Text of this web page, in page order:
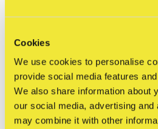
Cookies
We use cookies to personalise
provide social media features
We also share information about
our social media, advertising
may combine it with other
Reviews
0 / 5
Related articles